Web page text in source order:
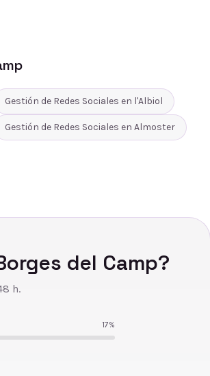
Gestión de Redes Sociales en l'Albiol
Gestión de Redes Sociales en Almoster
del Camp?
h.
17%